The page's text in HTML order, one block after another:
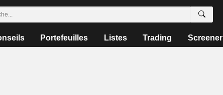
Portefeuilles Listes Trading